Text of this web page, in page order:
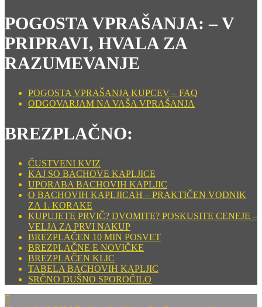
POGOSTA VPRAŠANJA: – V
PRIPRAVI, HVALA ZA
RAZUMEVANJE
POGOSTA VPRAŠANJA KUPCEV – FAQ
ODGOVARJAM NA VAŠA VPRAŠANJA
BREZPLAČNO:
ČUSTVENI KVIZ
KAJ SO BACHOVE KAPLJICE
UPORABA BACHOVIH KAPLJIC
O BACHOVIH KAPLJICAH – PRAKTIČEN VODNIK
ZA 1. KORAKE
KUPUJETE PRVIČ? DVOMITE? POSKUSITE CENEJE –
VELJA ZA PRVI NAKUP
BREZPLAČEN 10 MIN POSVET
BREZPLAČNE E NOVIČKE
BREZPLAČEN KLIC
TABELA BACHOVIH KAPLJIC
SRČNO DUŠNO SPOROČILO